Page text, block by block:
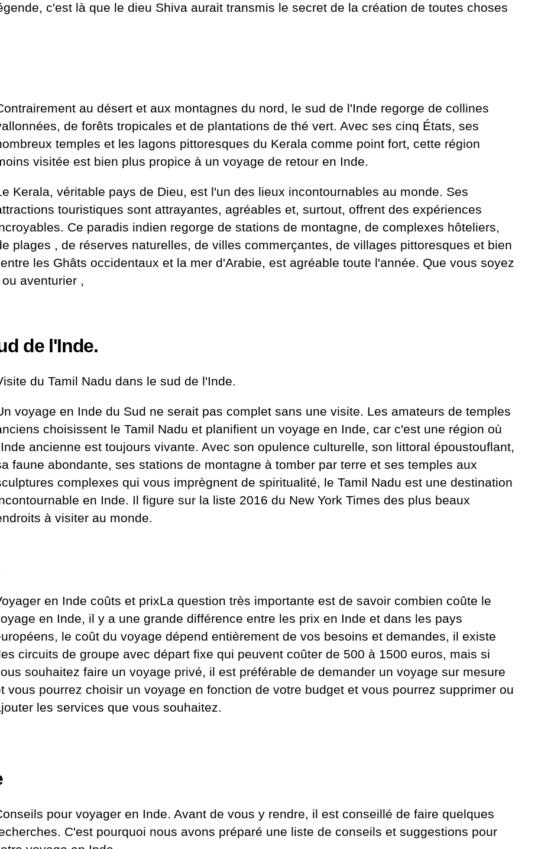
c'est là que le dieu Shiva aurait transmis le secret de la création de toutes choses
au désert et aux montagnes du nord, le sud de l'Inde regorge de collines
de forêts tropicales et de plantations de thé vert. Avec ses cinq États, ses
temples et les lagons pittoresques du Kerala comme point fort, cette région
visitée est bien plus propice à un voyage de retour en Inde.
Kerala, véritable pays de Dieu, est l'un des lieux incontournables au monde. Ses
touristiques sont attrayantes, agréables et, surtout, offrent des expériences
Ce paradis indien regorge de stations de montagne, de complexes hôteliers,
plages , de réserves naturelles, de villes commerçantes, de villages pittoresques et bien
les Ghâts occidentaux et la mer d'Arabie, est agréable toute l'année. Que vous soyez
aventurier ,
de l'Inde.
du Tamil Nadu dans le sud de l'Inde.
voyage en Inde du Sud ne serait pas complet sans une visite. Les amateurs de temples
choisissent le Tamil Nadu et planifient un voyage en Inde, car c'est une région où
ancienne est toujours vivante. Avec son opulence culturelle, son littoral époustouflant,
faune abondante, ses stations de montagne à tomber par terre et ses temples aux
complexes qui vous imprègnent de spiritualité, le Tamil Nadu est une destination
en Inde. Il figure sur la liste 2016 du New York Times des plus beaux
à visiter au monde.
en Inde coûts et prixLa question très importante est de savoir combien coûte le
en Inde, il y a une grande différence entre les prix en Inde et dans les pays
le coût du voyage dépend entièrement de vos besoins et demandes, il existe
circuits de groupe avec départ fixe qui peuvent coûter de 500 à 1500 euros, mais si
souhaitez faire un voyage privé, il est préférable de demander un voyage sur mesure
vous pourrez choisir un voyage en fonction de votre budget et vous pourrez supprimer ou
les services que vous souhaitez.
pour voyager en Inde. Avant de vous y rendre, il est conseillé de faire quelques
C'est pourquoi nous avons préparé une liste de conseils et suggestions pour